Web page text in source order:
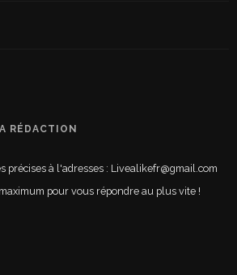
RÉDACTION
précises à l'adresses : Livealikefr@gmail.com
pour vous répondre au plus vite !